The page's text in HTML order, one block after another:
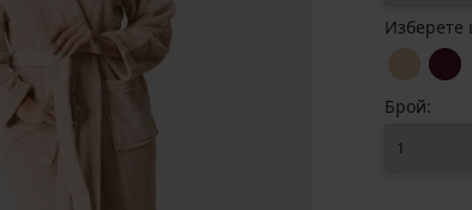
Изберете
Брой: